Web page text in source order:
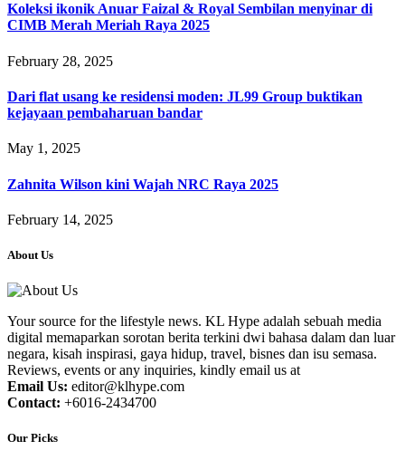
Koleksi ikonik Anuar Faizal & Royal Sembilan menyinar di
CIMB Merah Meriah Raya 2025
February 28, 2025
Dari flat usang ke residensi moden: JL99 Group buktikan
kejayaan pembaharuan bandar
May 1, 2025
Zahnita Wilson kini Wajah NRC Raya 2025
February 14, 2025
About Us
Your source for the lifestyle news. KL Hype adalah sebuah media
digital memaparkan sorotan berita terkini dwi bahasa dalam dan luar
negara, kisah inspirasi, gaya hidup, travel, bisnes dan isu semasa.
Reviews, events or any inquiries, kindly email us at
Email Us: editor@klhype.com
Contact: +6016-2434700
Our Picks